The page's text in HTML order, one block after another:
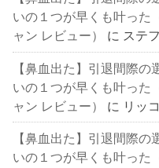
いの１つが早くも叶った
ャン レビュー）
に ステ
【鼻血出た】引退間際
いの１つが早くも叶った
ャン レビュー）
に リッ
【鼻血出た】引退間際
いの１つが早くも叶った